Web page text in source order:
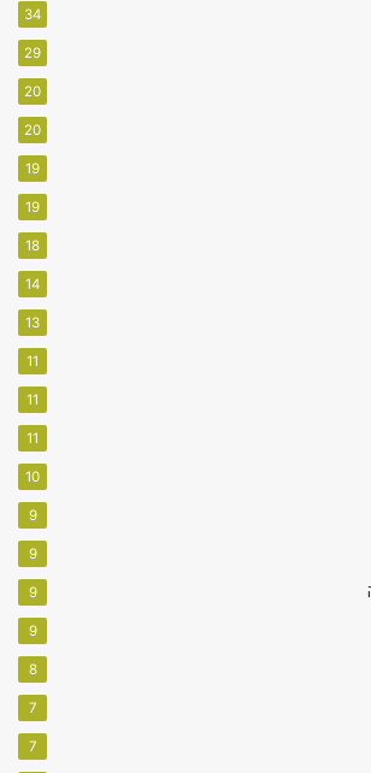
34
29
20
20
19
19
18
14
13
11
11
11
10
9
9
9
9
8
7
7